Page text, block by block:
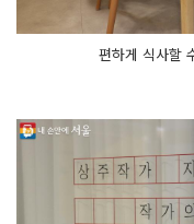
편하게 식사할